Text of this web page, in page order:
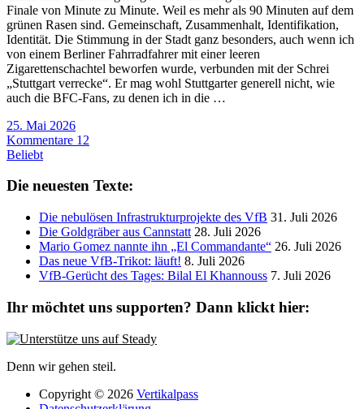
Finale von Minute zu Minute. Weil es mehr als 90 Minuten auf dem
grünen Rasen sind. Gemeinschaft, Zusammenhalt, Identifikation,
Identität. Die Stimmung in der Stadt ganz besonders, auch wenn ich
von einem Berliner Fahrradfahrer mit einer leeren
Zigarettenschachtel beworfen wurde, verbunden mit der Schrei
„Stuttgart verrecke“. Er mag wohl Stuttgarter generell nicht, wie
auch die BFC-Fans, zu denen ich in die …
25. Mai 2026
Kommentare 12
Beliebt
Die neuesten Texte:
Die nebulösen Infrastrukturprojekte des VfB 31. Juli 2026
Die Goldgräber aus Cannstatt 28. Juli 2026
Mario Gomez nannte ihn „El Commandante“ 26. Juli 2026
Das neue VfB-Trikot: läuft! 8. Juli 2026
VfB-Gerücht des Tages: Bilal El Khannouss 7. Juli 2026
Ihr möchtet uns supporten? Dann klickt hier:
Denn wir gehen steil.
Copyright © 2026 Vertikalpass